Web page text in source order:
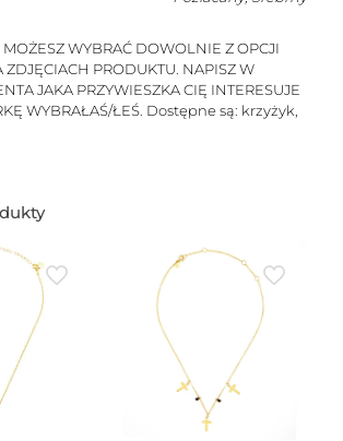
MOŻESZ WYBRAĆ DOWOLNIE Z OPCJI
ZDJĘCIACH PRODUKTU. NAPISZ W
JAKA PRZYWIESZKA CIĘ INTERESUJE
WYBRAŁAŚ/ŁEŚ. Dostępne są: krzyżyk,